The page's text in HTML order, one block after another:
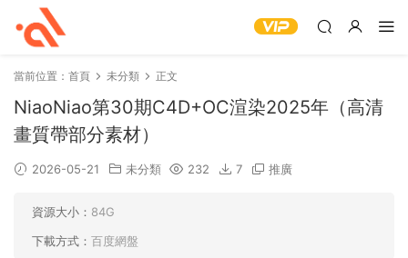
當前位置： 首頁 未分類 正文
NiaoNiao第30期C4D+OC渲染2025年（高清
畫質帶部分素材）
2026-05-21 未分類 232 7 推廣
資源大小： 84G
下載方式： 百度網盤